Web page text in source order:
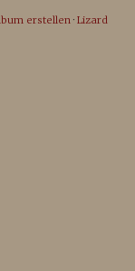
erstellen · Lizard